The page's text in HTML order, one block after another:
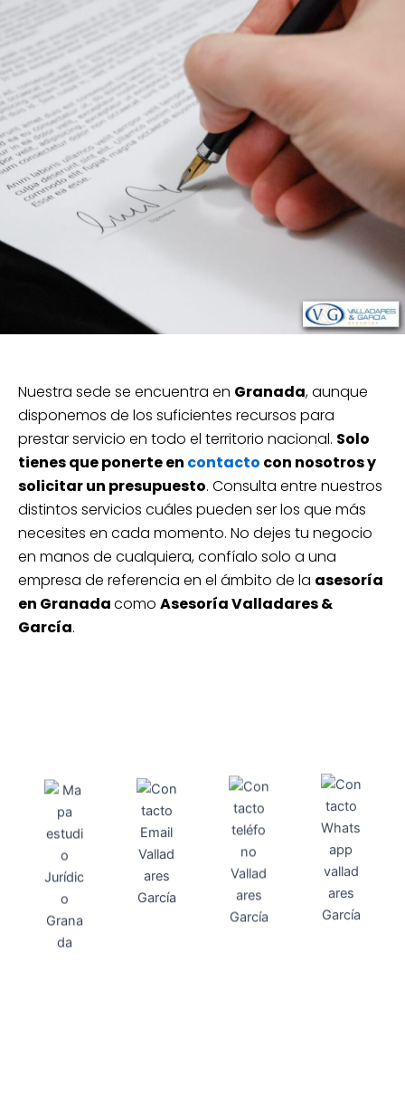
Nuestra sede se encuentra en Granada, aunque
disponemos de los suficientes recursos para
prestar servicio en todo el territorio nacional. Solo
tienes que ponerte en contacto con nosotros y
solicitar un presupuesto. Consulta entre nuestros
distintos servicios cuáles pueden ser los que más
necesites en cada momento. No dejes tu negocio
en manos de cualquiera, confíalo solo a una
empresa de referencia en el ámbito de la asesoría
en Granadacomo Asesoría Valladares &
García.